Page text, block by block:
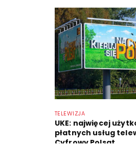
TELEWIZJA
UKE: najwięcej
płatnych usług
Cyfrowy Polsat